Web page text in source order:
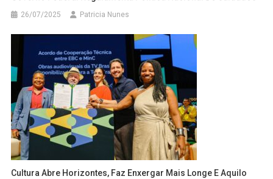
26/07/2025 Patricia Nunes
Cultura Abre Horizontes, Faz Enxergar Mais Longe E Aquilo